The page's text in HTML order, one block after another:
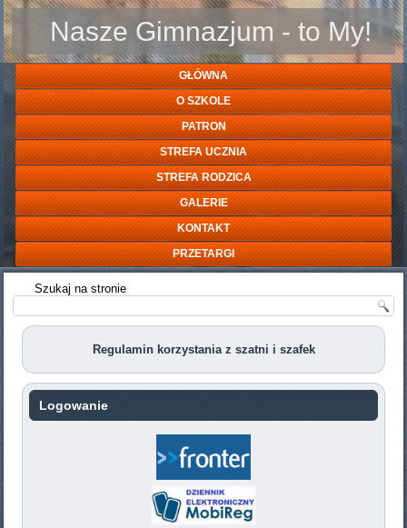
Nasze Gimnazjum - to My!
GŁÓWNA
O SZKOLE
PATRON
STREFA UCZNIA
STREFA RODZICA
GALERIE
KONTAKT
PRZETARGI
Szukaj na stronie
Regulamin korzystania z szatni i szafek
Logowanie